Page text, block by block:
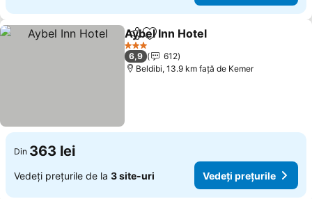
DistribuițiAdăugaţi la favorite
Aybel Inn Hotel
3 Stele
6,9
612
Beldibi, 13.9 km faţă de Kemer
Din 363 lei
Vedeți prețurile de la 3 site-uri Vedeți prețurile